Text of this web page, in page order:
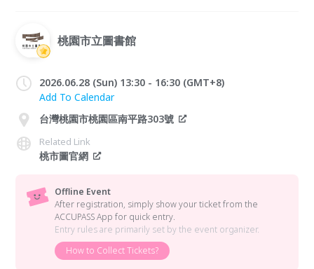
桃園市立圖書館
2026.06.28 (Sun) 13:30 - 16:30 (GMT+8)
Add To Calendar
台灣桃園市桃園區南平路303號
Related Link
桃市圖官網
Offline Event
After registration, simply show your ticket from the
ACCUPASS App for quick entry.
Entry rules are primarily set by the event organizer.
How to Collect Tickets?